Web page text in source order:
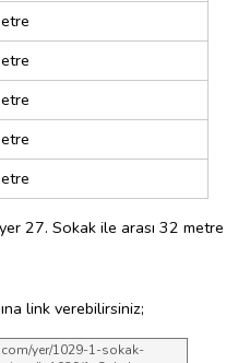
27. Sokak ile arası 32 metre
link verebilirsiniz;